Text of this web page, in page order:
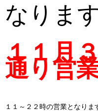
なりま
１１月
通り営
１１～２２時の営業となりま